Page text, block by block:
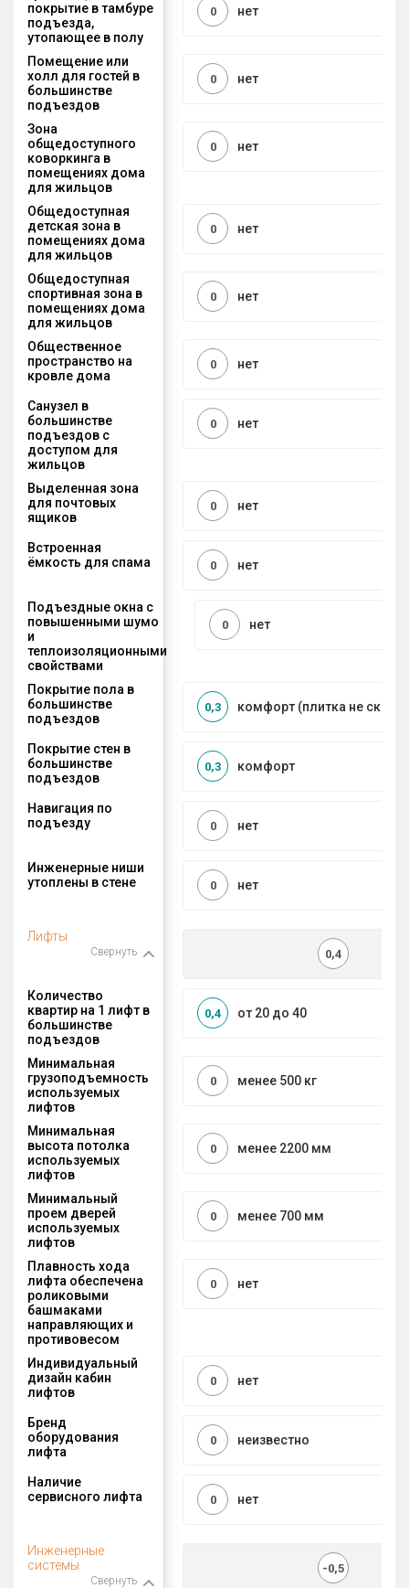
покрытие в тамбуре
подъезда,
утопающее в полу
нет
0
Помещение или
холл для гостей в
большинстве
подъездов
нет
0
Зона
общедоступного
коворкинга в
помещениях дома
для жильцов
нет
0
Общедоступная
детская зона в
помещениях дома
для жильцов
нет
0
Общедоступная
спортивная зона в
помещениях дома
для жильцов
нет
0
Общественное
пространство на
кровле дома
нет
0
Санузел в
большинстве
подъездов с
доступом для
жильцов
нет
0
Выделенная зона
для почтовых
ящиков
нет
0
Встроенная
ёмкость для спама
нет
0
Подъездные окна с
повышенными шумо
и
теплоизоляционными
свойствами
нет
0
Покрытие пола в
большинстве
подъездов
комфорт (плитка не
0,3
Покрытие стен в
большинстве
подъездов
комфорт
0,3
Навигация по
подъезду
нет
0
Инженерные ниши
утоплены в стене
нет
0
Лифты
Свернуть 0,4
Количество
квартир на 1 лифт в
большинстве
подъездов
от 20 до 40
0,4
Минимальная
грузоподъемность
используемых
лифтов
менее 500 кг
0
Минимальная
высота потолка
используемых
лифтов
менее 2200 мм
0
Минимальный
проем дверей
используемых
лифтов
менее 700 мм
0
Плавность хода
лифта обеспечена
роликовыми
башмаками
направляющих и
противовесом
нет
0
Индивидуальный
дизайн кабин
лифтов
нет
0
Бренд
оборудования
лифта
неизвестно
0
Наличие
сервисного лифта
нет
0
Инженерные
системы
Свернуть
-0,5